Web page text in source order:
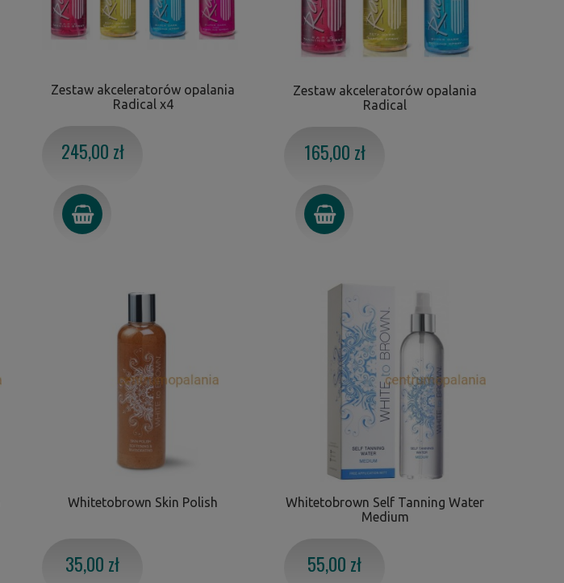
Zestaw akceleratorów opalania
Radical x4
245,00 zł
Zestaw akceleratorów opalania
Radical
165,00 zł
Whitetobrown Skin Polish
35,00 zł
Whitetobrown Self Tanning Water
Medium
55,00 zł